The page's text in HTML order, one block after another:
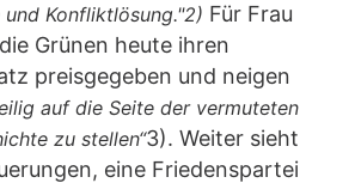
Konfliktlösung."2) Für Frau
Grünen heute ihren
preisgegeben und neigen
auf die Seite der vermuteten
zu stellen“3). Weiter sieht
eine Friedenspartei